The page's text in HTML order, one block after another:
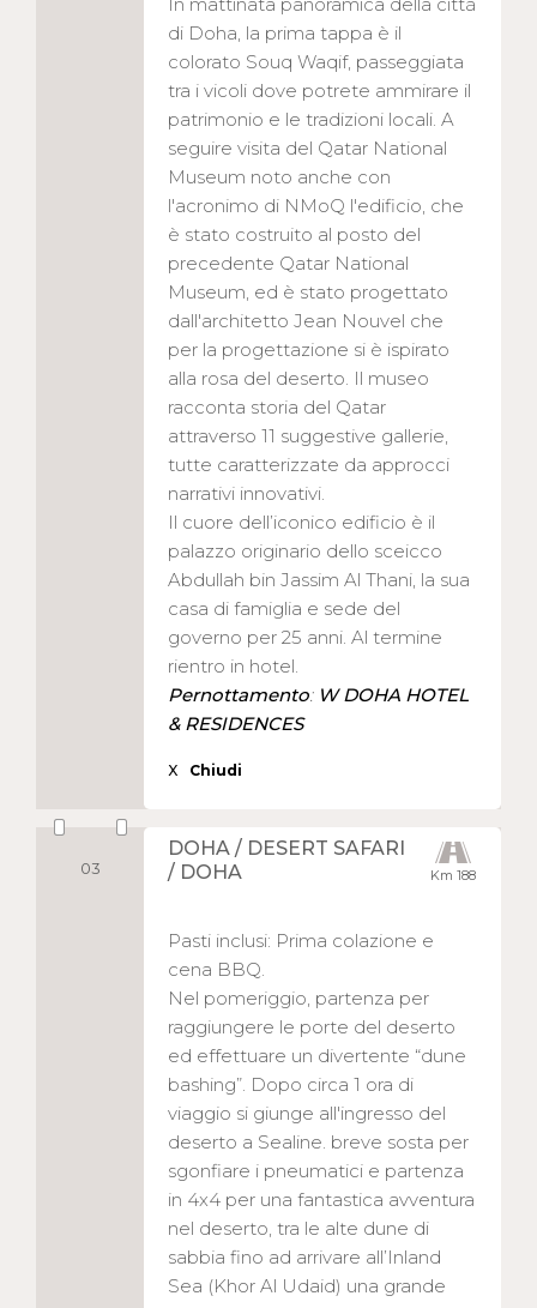
di Doha, la prima tappa è il
colorato Souq Waqif, passeggiata
tra i vicoli dove potrete ammirare il
patrimonio e le tradizioni locali. A
seguire visita del Qatar National
Museum noto anche con
l'acronimo di NMoQ l'edificio, che
è stato costruito al posto del
precedente Qatar National
Museum, ed è stato progettato
dall'architetto Jean Nouvel che
per la progettazione si è ispirato
alla rosa del deserto. Il museo
racconta storia del Qatar
attraverso 11 suggestive gallerie,
tutte caratterizzate da approcci
narrativi innovativi.
Il cuore dell’iconico edificio è il
palazzo originario dello sceicco
Abdullah bin Jassim Al Thani, la sua
casa di famiglia e sede del
governo per 25 anni. Al termine
rientro in hotel.
Pernottamento: W DOHA HOTEL
& RESIDENCES
X Chiudi
03 Km 188
DOHA / DESERT SAFARI
/ DOHA
Pasti inclusi: Prima colazione e
cena BBQ.
Nel pomeriggio, partenza per
raggiungere le porte del deserto
ed effettuare un divertente “dune
bashing”. Dopo circa 1 ora di
viaggio si giunge all'ingresso del
deserto a Sealine. breve sosta per
sgonfiare i pneumatici e partenza
in 4x4 per una fantastica avventura
nel deserto, tra le alte dune di
sabbia fino ad arrivare all’Inland
Sea (Khor Al Udaid) una grande